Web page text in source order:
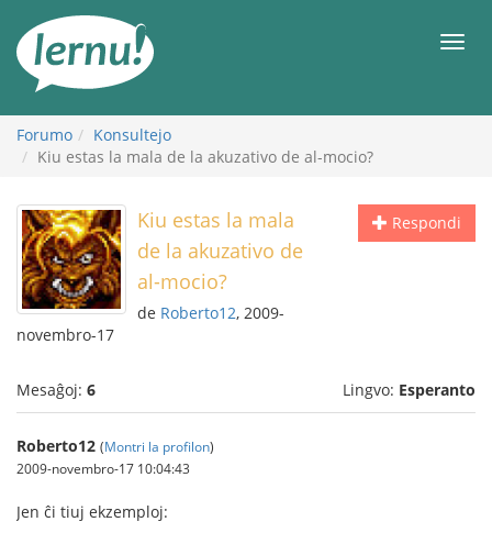
enhavo
Forumo
Konsultejo
Kiu estas la mala de la akuzativo de al-mocio?
Respondi
Kiu estas la mala
de la akuzativo de
al-mocio?
de Roberto12, 2009-
novembro-17
Mesaĝoj: 6 Lingvo: Esperanto
Roberto12 (Montri la profilon)
2009-novembro-17 10:04:43
Jen ĉi tiuj ekzemploj: